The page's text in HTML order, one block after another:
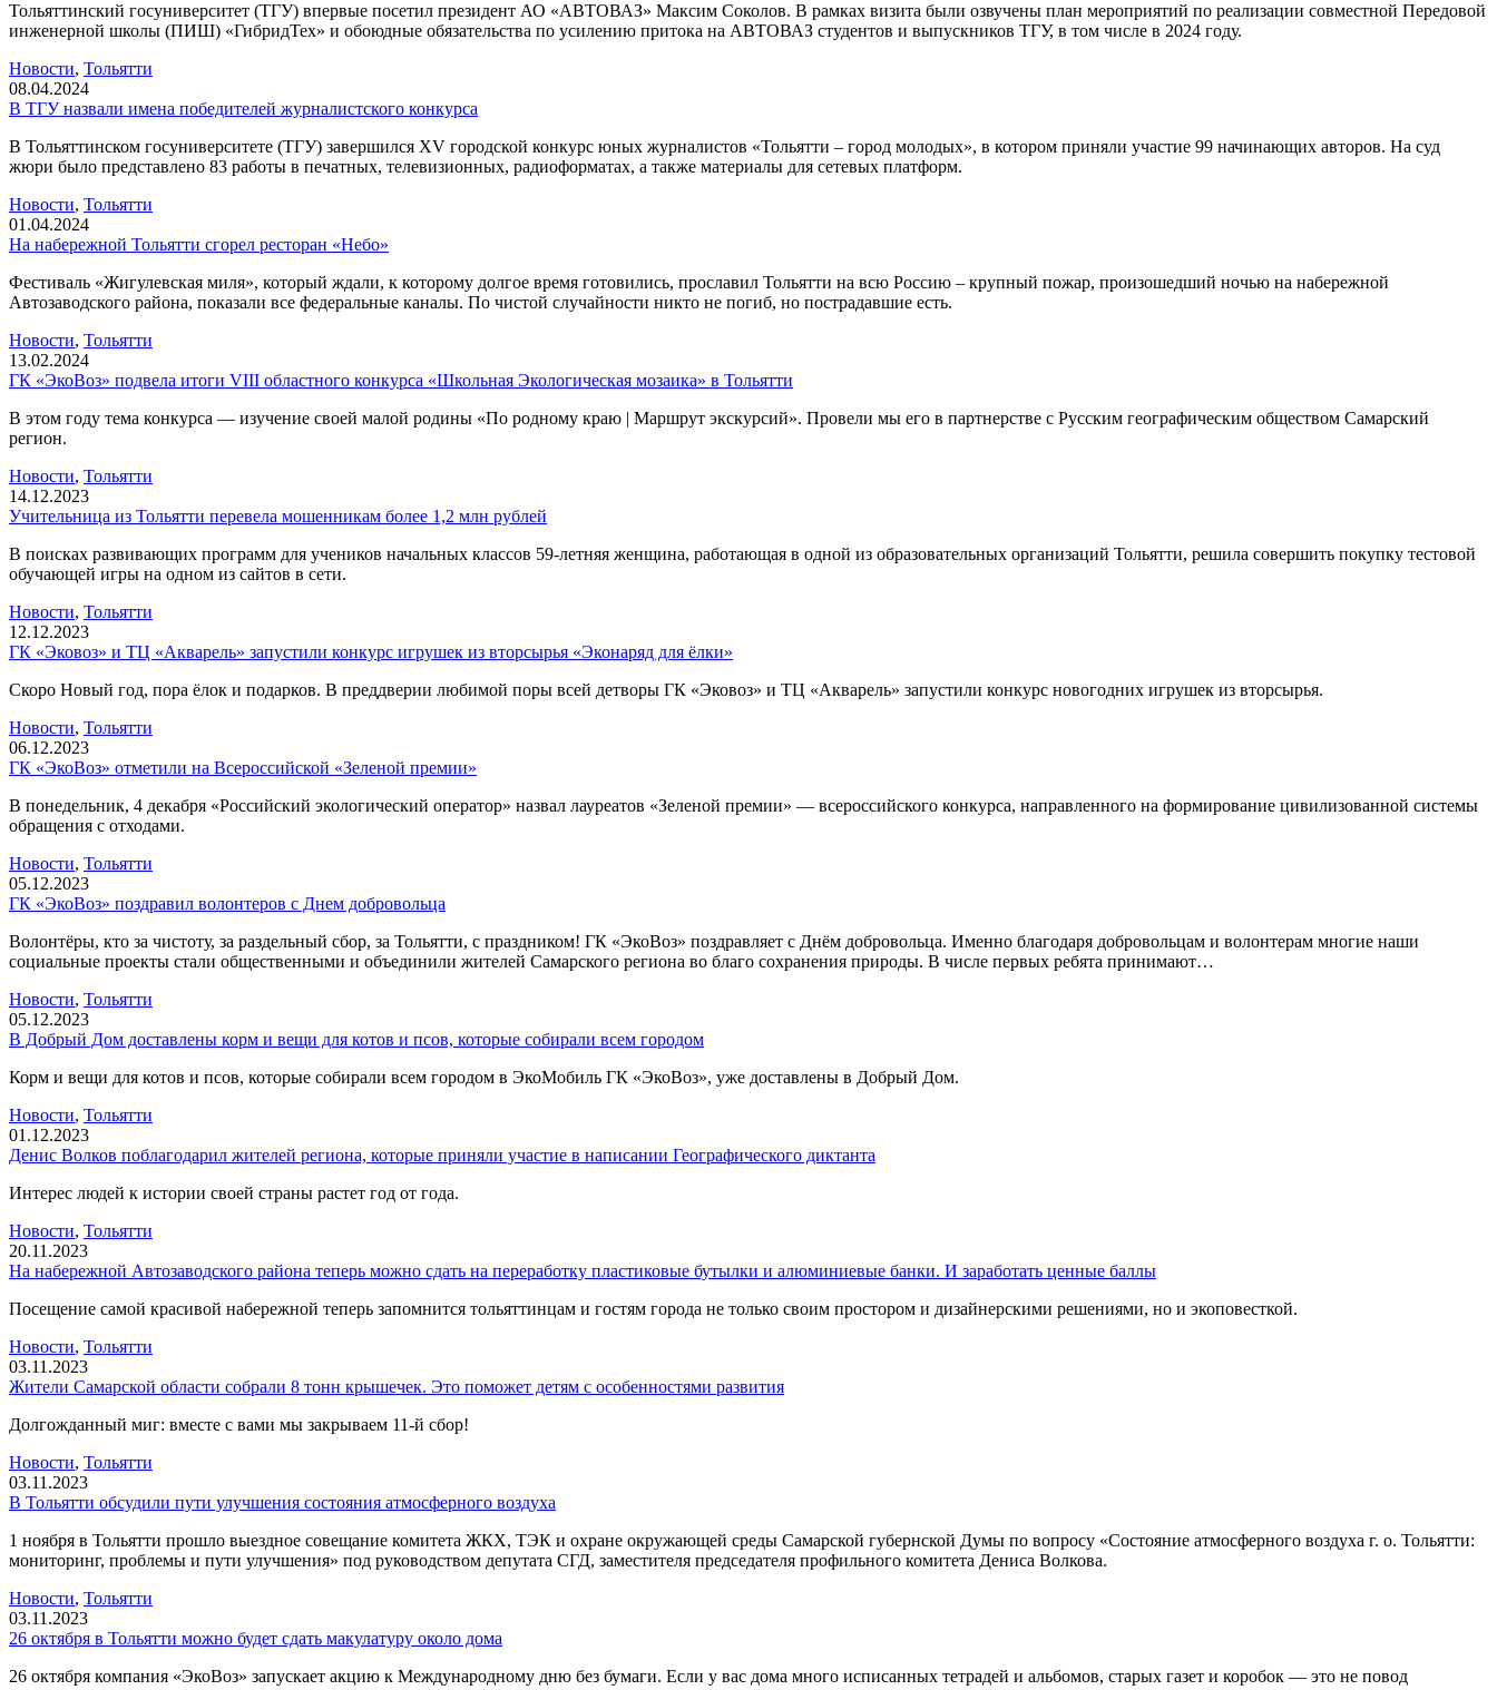
Тольяттинский госуниверситет (ТГУ) впервые посетил президент АО «АВТОВАЗ» Максим Соколов. В рамках визита были озвучены план мероприятий по реализации совместной Передовой
инженерной школы (ПИШ) «ГибридТех» и обоюдные обязательства по усилению притока на АВТОВАЗ студентов и выпускников ТГУ, в том числе в 2024 году.
Новости, Тольятти
08.04.2024
В ТГУ назвали имена победителей журналистского конкурса
В Тольяттинском госуниверситете (ТГУ) завершился XV городской конкурс юных журналистов «Тольятти – город молодых», в котором приняли участие 99 начинающих авторов. На суд
жюри было представлено 83 работы в печатных, телевизионных, радиоформатах, а также материалы для сетевых платформ.
Новости, Тольятти
01.04.2024
На набережной Тольятти сгорел ресторан «Небо»
Фестиваль «Жигулевская миля», который ждали, к которому долгое время готовились, прославил Тольятти на всю Россию – крупный пожар, произошедший ночью на набережной
Автозаводского района, показали все федеральные каналы. По чистой случайности никто не погиб, но пострадавшие есть.
Новости, Тольятти
13.02.2024
ГК «ЭкоВоз» подвела итоги VIII областного конкурса «Школьная Экологическая мозаика» в Тольятти
В этом году тема конкурса — изучение своей малой родины «По родному краю | Маршрут экскурсий». Провели мы его в партнерстве с Русским географическим обществом Самарский
регион.
Новости, Тольятти
14.12.2023
Учительница из Тольятти перевела мошенникам более 1,2 млн рублей
В поисках развивающих программ для учеников начальных классов 59-летняя женщина, работающая в одной из образовательных организаций Тольятти, решила совершить покупку тестовой
обучающей игры на одном из сайтов в сети.
Новости, Тольятти
12.12.2023
ГК «Эковоз» и ТЦ «Акварель» запустили конкурс игрушек из вторсырья «Эконаряд для ёлки»
Скоро Новый год, пора ёлок и подарков. В преддверии любимой поры всей детворы ГК «Эковоз» и ТЦ «Акварель» запустили конкурс новогодних игрушек из вторсырья.
Новости, Тольятти
06.12.2023
ГК «ЭкоВоз» отметили на Всероссийской «Зеленой премии»
В понедельник, 4 декабря «Российский экологический оператор» назвал лауреатов «Зеленой премии» — всероссийского конкурса, направленного на формирование цивилизованной системы
обращения с отходами.
Новости, Тольятти
05.12.2023
ГК «ЭкоВоз» поздравил волонтеров с Днем добровольца
Волонтёры, кто за чистоту, за раздельный сбор, за Тольятти, с праздником! ГК «ЭкоВоз» поздравляет с Днём добровольца. Именно благодаря добровольцам и волонтерам многие наши
социальные проекты стали общественными и объединили жителей Самарского региона во благо сохранения природы. В числе первых ребята принимают…
Новости, Тольятти
05.12.2023
В Добрый Дом доставлены корм и вещи для котов и псов, которые собирали всем городом
Корм и вещи для котов и псов, которые собирали всем городом в ЭкоМобиль ГК «ЭкоВоз», уже доставлены в Добрый Дом.
Новости, Тольятти
01.12.2023
Денис Волков поблагодарил жителей региона, которые приняли участие в написании Географического диктанта
Интерес людей к истории своей страны растет год от года.
Новости, Тольятти
20.11.2023
На набережной Автозаводского района теперь можно сдать на переработку пластиковые бутылки и алюминиевые банки. И заработать ценные баллы
Посещение самой красивой набережной теперь запомнится тольяттинцам и гостям города не только своим простором и дизайнерскими решениями, но и экоповесткой.
Новости, Тольятти
03.11.2023
Жители Самарской области собрали 8 тонн крышечек. Это поможет детям с особенностями развития
Долгожданный миг: вместе с вами мы закрываем 11-й сбор!
Новости, Тольятти
03.11.2023
В Тольятти обсудили пути улучшения состояния атмосферного воздуха
1 ноября в Тольятти прошло выездное совещание комитета ЖКХ, ТЭК и охране окружающей среды Самарской губернской Думы по вопросу «Состояние атмосферного воздуха г. о. Тольятти:
мониторинг, проблемы и пути улучшения» под руководством депутата СГД, заместителя председателя профильного комитета Дениса Волкова.
Новости, Тольятти
03.11.2023
26 октября в Тольятти можно будет сдать макулатуру около дома
26 октября компания «ЭкоВоз» запускает акцию к Международному дню без бумаги. Если у вас дома много исписанных тетрадей и альбомов, старых газет и коробок — это не повод